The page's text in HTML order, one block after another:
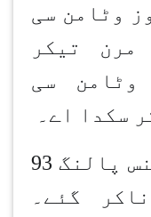
وٹامن سی
تیکر
سی
سکدا اے۔
اگست 1994ء نوں لینس پالنگ 93
گئے۔